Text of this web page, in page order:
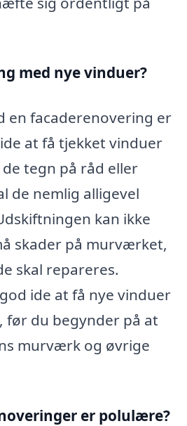
med nye vinduer?
en facaderenovering er
at få tjekket vinduer
tegn på råd eller
de nemlig alligevel
kan ikke
skader på murværket,
skal repareres.
ide at få nye vinduer
før du begynder på at
murværk og øvrige
er polulære?